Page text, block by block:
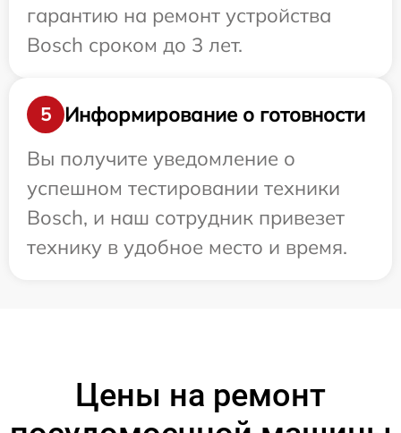
гарантию на ремонт устройства
Bosch сроком до 3 лет.
5
Информирование о готовности
Вы получите уведомление о
успешном тестировании техники
Bosch, и наш сотрудник привезет
технику в удобное место и время.
Цены на ремонт